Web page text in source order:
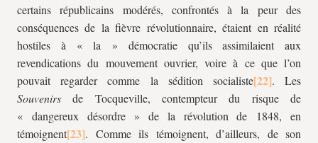
certains républicains modérés, confrontés à la peur des
conséquences de la fièvre révolutionnaire, étaient en réalité
hostiles à « la » démocratie qu’ils assimilaient aux
revendications du mouvement ouvrier, voire à ce que l’on
pouvait regarder comme la sédition socialiste
. Les
Souvenirs de Tocqueville, contempteur du risque de
« dangereux désordre » de la révolution de 1848, en
témoignent
. Comme ils témoignent, d’ailleurs, de son